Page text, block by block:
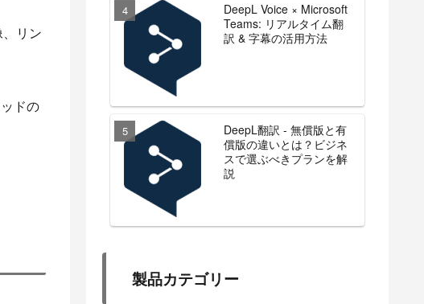
リン
ドの
DeepL Voice × Microsoft
Teams: リアルタイム翻
訳 & 字幕の活用方法
DeepL翻訳 - 無償版と有
償版の違いとは？ビジネ
スで選ぶべきプランを解
説
製品カテゴリー